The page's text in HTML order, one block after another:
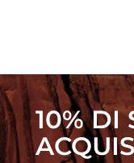
10% DI